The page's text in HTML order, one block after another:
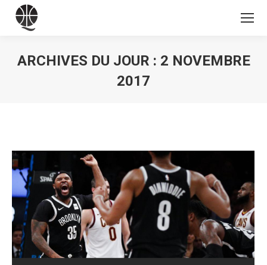
ARCHIVES DU JOUR : 2 NOVEMBRE
2017